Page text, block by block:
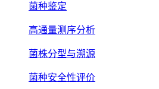
菌种鉴定
高通量测序分析
菌株分型与溯源
菌种安全性评价